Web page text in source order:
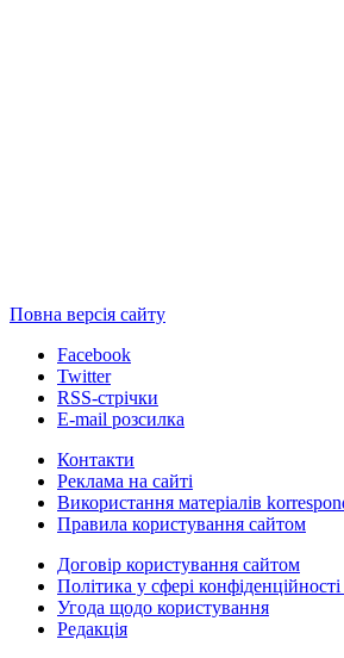
Повна версія сайту
Facebook
Twitter
RSS-стрічки
E-mail розсилка
Контакти
Реклама на сайті
Використання матеріалів
Правила користування сайтом
Договір користування сайтом
Політика у сфері
Угода щодо користування
Редакція